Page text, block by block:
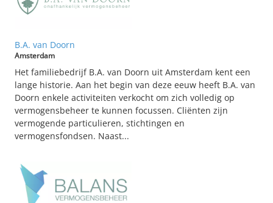
B.A. van Doorn
Amsterdam
Het familiebedrijf B.A. van Doorn uit Amsterdam kent een
lange historie. Aan het begin van deze eeuw heeft B.A. van
Doorn enkele activiteiten verkocht om zich volledig op
vermogensbeheer te kunnen focussen. Cliënten zijn
vermogende particulieren, stichtingen en
vermogensfondsen. Naast...